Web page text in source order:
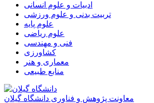
ادبیات و علوم انسانی
تربیت بدنی و علوم ورزشی
علوم پایه
علوم ریاضی
فنی و مهندسی
کشاورزی
معماری و هنر
منابع طبیعی
معاونت پژوهش و فناوری دانشگاه گیلان